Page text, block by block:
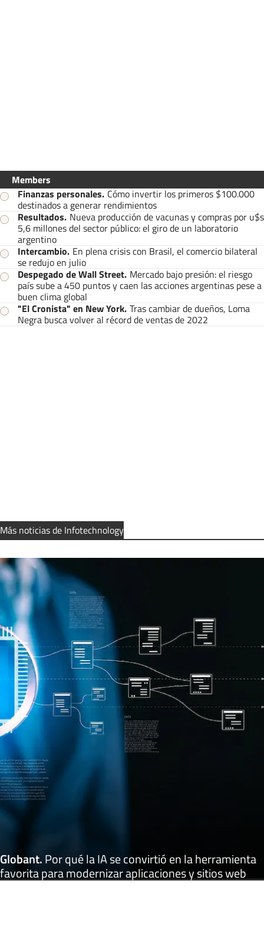
Members
Finanzas personales. Cómo invertir los primeros $100.000
destinados a generar rendimientos
Resultados. Nueva producción de vacunas y compras por u$s
5,6 millones del sector público: el giro de un laboratorio
argentino
Intercambio. En plena crisis con Brasil, el comercio bilateral
se redujo en julio
Despegado de Wall Street. Mercado bajo presión: el riesgo
país sube a 450 puntos y caen las acciones argentinas pese a
buen clima global
"El Cronista" en New York. Tras cambiar de dueños, Loma
Negra busca volver al récord de ventas de 2022
Más noticias de Infotechnology
Globant.Por qué la IA se convirtió en la herramienta
favorita para modernizar aplicaciones y sitios web